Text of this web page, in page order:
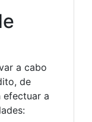
a cabo
de
efectuar a